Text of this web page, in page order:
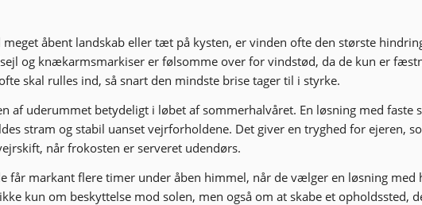
åbent landskab eller tæt på kysten, er vinden ofte den største
og knækarmsmarkiser er følsomme over for vindstød, da de kun er
skal rulles ind, så snart den mindste brise tager til i styrke.
af uderummet betydeligt i løbet af sommerhalvåret. En løsning med faste
stram og stabil uanset vejrforholdene. Det giver en tryghed for ejeren,
når frokosten er serveret udendørs.
får markant flere timer under åben himmel, når de vælger en løsning med
kun om beskyttelse mod solen, men også om at skabe et opholdssted,